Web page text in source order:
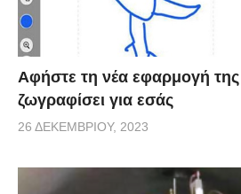
Αφήστε τη νέα εφαρμογή
ζωγραφίσει για εσάς
26 ΔΕΚΕΜΒΡΊΟΥ, 2023